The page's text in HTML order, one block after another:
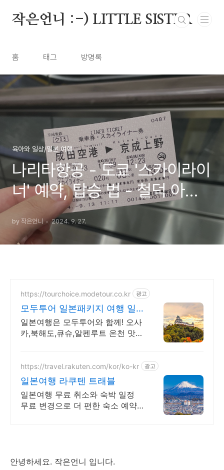
작은언니 :-) LITTLE SISTER
홈 태그 방명록
육아와 일상/일본 여행
나리타항공 - 도쿄 '스카이라이
너' 예약, 탑승 법 - 철덕 아들
과 일본여행 2
by 작은언니 2024. 9. 27.
https://tourchoice.modetour.co.kr 광고
모두투어 일본패키지 여행 일
본여행의 모든것! 모두투어
일본여행은 모두투어와 함께! 오사
카,북해도,큐슈,알펜루트 온천 맛집
끈한 온천 큐슈
https://travel.rakuten.com/kor/ko-kr 광고
일본여행 라쿠텐 트래블
일본여행 무료 취소와 숙박 일정
무료 변경으로 더 편한 숙소 예약
안녕하세요. 작은언니 입니다.